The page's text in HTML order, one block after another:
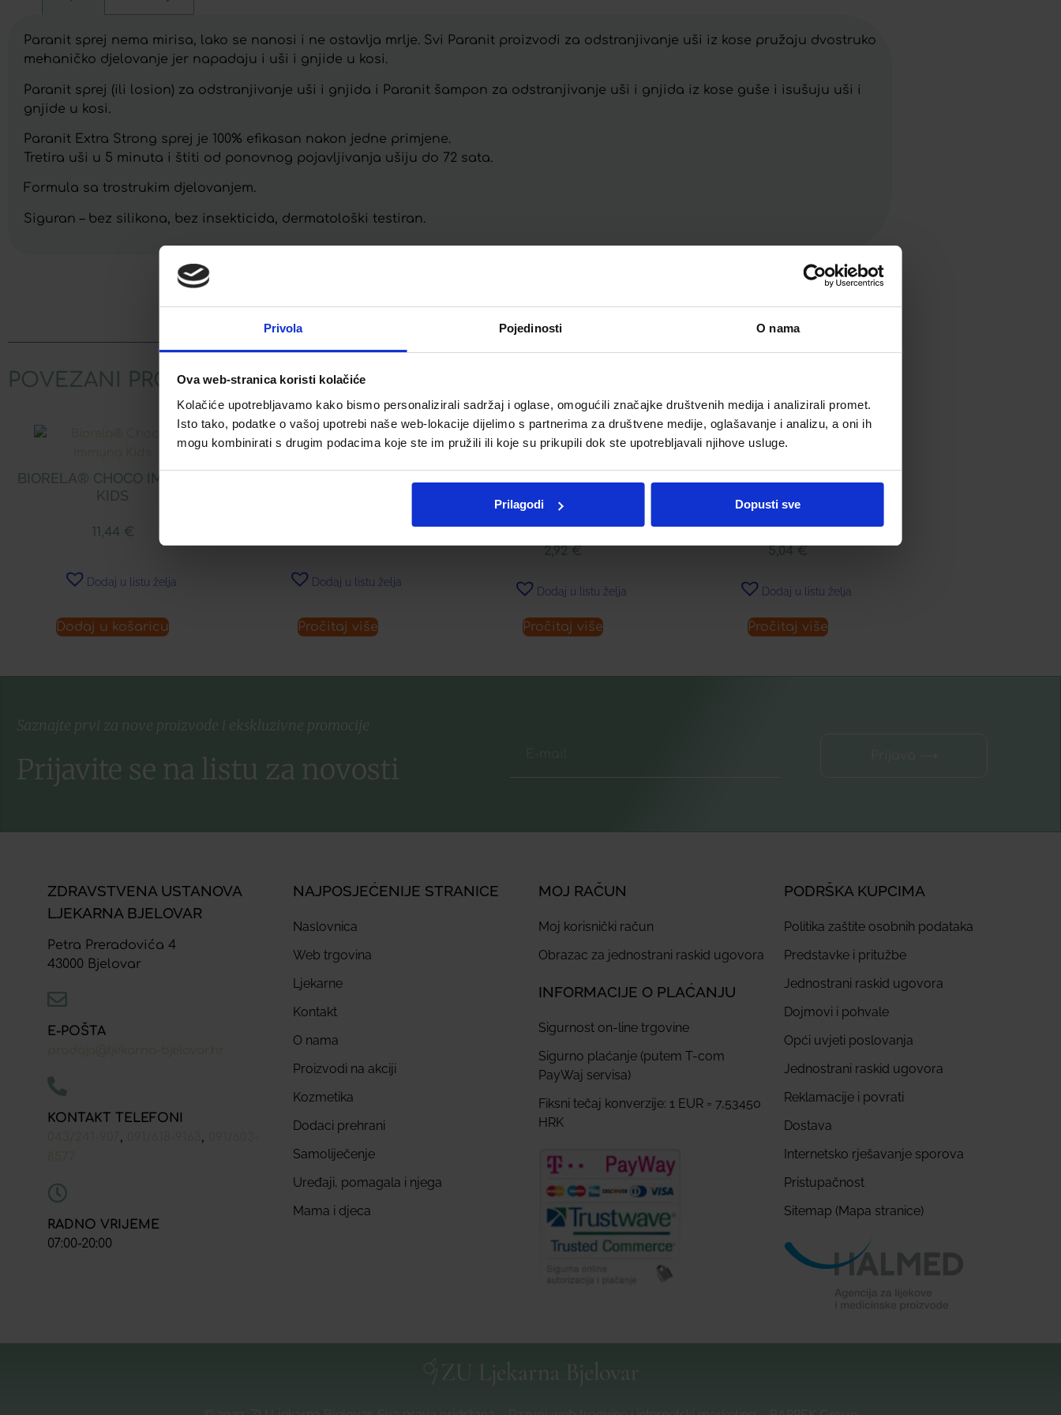
Privola Pojedinosti O nama
Ova web-stranica koristi kolačiće
Kolačiće upotrebljavamo kako bismo personalizirali sadržaj i oglase, omogućili značajke društvenih medija i analizirali promet.
Isto tako, podatke o vašoj upotrebi naše web-lokacije dijelimo s partnerima za društvene medije, oglašavanje i analizu, a oni ih
mogu kombinirati s drugim podacima koje ste im pružili ili koje su prikupili dok ste upotrebljavali njihove usluge.
Prilagodi Dopusti sve
Paranit sprej nema mirisa, lako se nanosi i ne ostavlja mrlje. Svi Paranit proizvodi za odstranjivanje uši iz kose pružaju dvostruko
mehaničko djelovanje jer napadaju i uši i gnjide u kosi.
Paranit sprej (ili losion) za odstranjivanje uši i gnjida i Paranit šampon za odstranjivanje uši i gnjida iz kose guše i isušuju uši i
gnjide u kosi.
Paranit Extra Strong sprej je 100% efikasan nakon jedne primjene.
Tretira uši u 5 minuta i štiti od ponovnog pojavljivanja ušiju do 72 sata.
Formula sa trostrukim djelovanjem.
Siguran – bez silikona, bez insekticida, dermatološki testiran.
POVEZANI PROIZVODI
BIORELA® CHOCO IMMUNO
KIDS
11,44 €
Dodaj u listu želja
Dodaj u košaricu
Dodaj u listu želja
Pročitaj više
LIZZY VITASIP VITAMIN C,
KALCIJ, CINK SLAMKE Á 7
2,92 €
Dodaj u listu želja
Pročitaj više
LIZZY TEKUĆI DODATAK
PREHRANI BIJELI SLJEZ
5,04 €
Dodaj u listu želja
Pročitaj više
Saznajte prvi za nove proizvode i ekskluzivne promocije
Prijavite se na listu za novosti
ZDRAVSTVENA USTANOVA
LJEKARNA BJELOVAR
Petra Preradovića 4
43000 Bjelovar
E-POŠTA
KONTAKT TELEFONI
, ,
RADNO VRIJEME
07:00-20:00
NAJPOSJEĆENIJE STRANICE
Naslovnica
Web trgovina
Ljekarne
Kontakt
O nama
Proizvodi na akciji
Kozmetika
Dodaci prehrani
Samoliječenje
Uređaji, pomagala i njega
Mama i djeca
MOJ RAČUN
Moj korisnički račun
Obrazac za jednostrani raskid ugovora
INFORMACIJE O PLAĆANJU
Sigurnost on-line trgovine
Sigurno plaćanje (putem T-com
PayWaj servisa)
Fiksni tečaj konverzije: 1 EUR = 7,53450
HRK
PODRŠKA KUPCIMA
Politika zaštite osobnih podataka
Predstavke i pritužbe
Jednostrani raskid ugovora
Dojmovi i pohvale
Opći uvjeti poslovanja
Jednostrani raskid ugovora
Reklamacije i povrati
Dostava
Internetsko rješavanje sporova
Pristupačnost
Sitemap (Mapa stranice)